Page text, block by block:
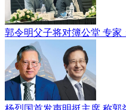
郭令明父子将对簿公堂 专家